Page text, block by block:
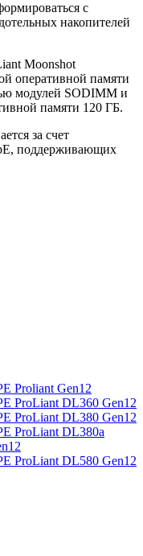
с
накопителей
Moonshot
оперативной памяти
модулей SODIMM и
памяти 120 ГБ.
за счет
поддерживающих
Proliant Gen12
ProLiant DL360 Gen12
ProLiant DL380 Gen12
ProLiant DL380a
ProLiant DL580 Gen12